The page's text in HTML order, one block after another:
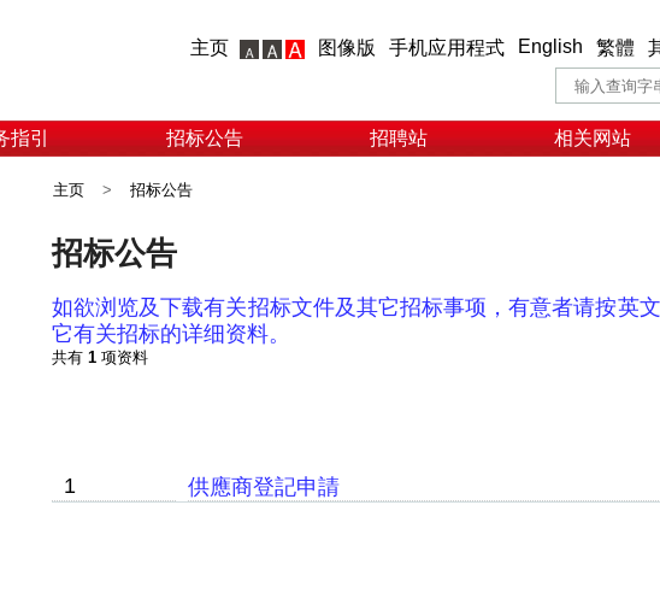
主页 图像版 手机应用程式 English 繁體
指引 招标公告 招聘站 相关网站
主页 > 招标公告